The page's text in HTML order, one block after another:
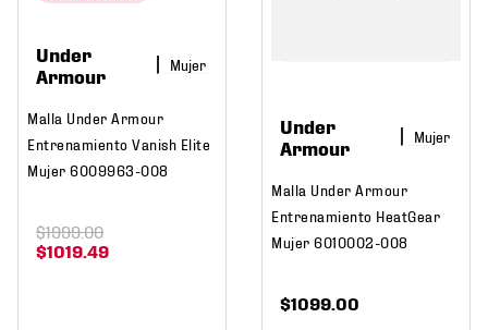
Under
Armour
Mujer
Malla Under Armour
Entrenamiento Vanish Elite
Mujer 6009963-008
$1019.49
$1999.00
Under
Armour
Mujer
Malla Under Armour
Entrenamiento HeatGear
Mujer 6010002-008
$1099.00